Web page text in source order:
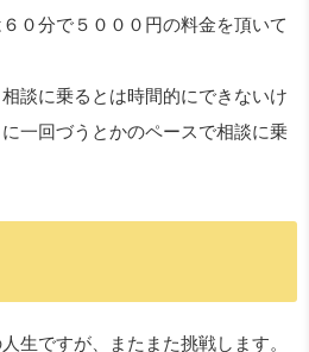
０分で５０００円の料金を頂いて
談に乗るとは時間的にできないけ
一回づうとかのペースで相談に乗
生ですが、またまた挑戦します。